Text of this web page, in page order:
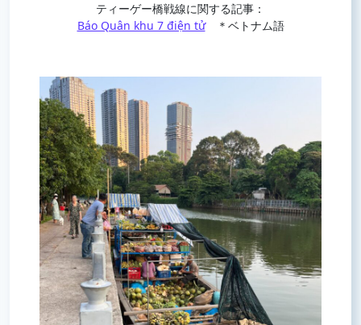
ティーゲー橋戦線に関する記事：
Báo Quân khu 7 điện tử＊ベトナム語